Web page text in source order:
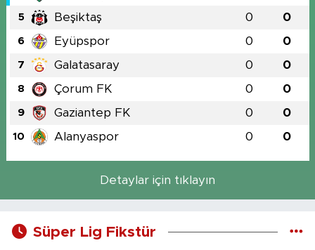
5 Beşiktaş 0 0
6 Eyüpspor 0 0
7 Galatasaray 0 0
8 Çorum FK 0 0
9 Gaziantep FK 0 0
10 Alanyaspor 0 0
Detaylar için tıklayın
Süper Lig Fikstür